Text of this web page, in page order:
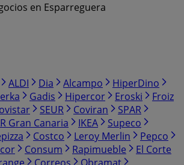
en Esparreguera
ALDI Dia Alcampo
HiperDino
Gadis Hipercor Eroski
Froiz
SEUR Coviran
SPAR
Gran Canaria IKEA
Supeco
Costco Leroy Merlin
Pepco
Consum Rapimueble
El Corte